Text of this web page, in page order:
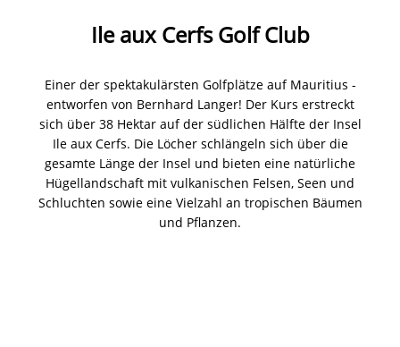
Ile aux Cerfs Golf Club
Einer der spektakulärsten Golfplätze auf Mauritius -
entworfen von Bernhard Langer! Der Kurs erstreckt
sich über 38 Hektar auf der südlichen Hälfte der Insel
Ile aux Cerfs. Die Löcher schlängeln sich über die
gesamte Länge der Insel und bieten eine natürliche
Hügellandschaft mit vulkanischen Felsen, Seen und
Schluchten sowie eine Vielzahl an tropischen Bäumen
und Pflanzen.